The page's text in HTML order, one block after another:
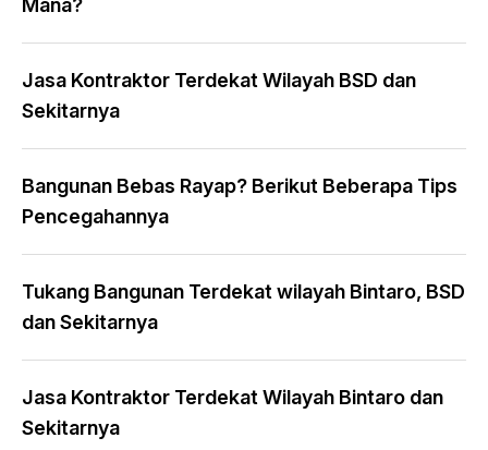
Mana?
Jasa Kontraktor Terdekat Wilayah BSD dan
Sekitarnya
Bangunan Bebas Rayap? Berikut Beberapa Tips
Pencegahannya
Tukang Bangunan Terdekat wilayah Bintaro, BSD
dan Sekitarnya
Jasa Kontraktor Terdekat Wilayah Bintaro dan
Sekitarnya